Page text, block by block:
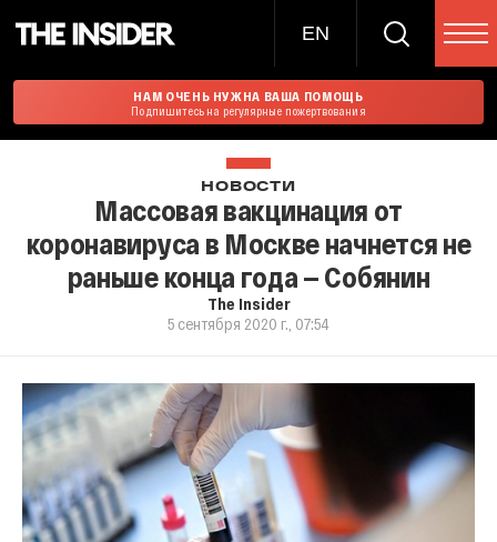
EN
НАМ ОЧЕНЬ НУЖНА ВАША ПОМОЩЬ
Подпишитесь на регулярные пожертвования
НОВОСТИ
Массовая вакцинация от
коронавируса в Москве начнется не
раньше конца года — Собянин
The Insider
5 сентября 2020 г., 07:54